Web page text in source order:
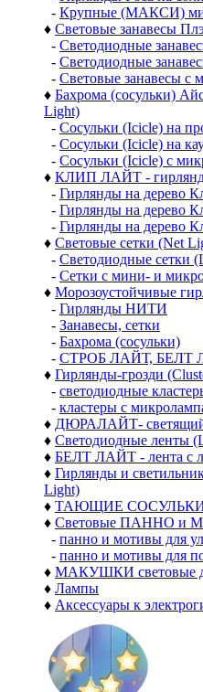
- Крупные (МАКСИ)
♦ Световые занавесы
- Светодиодные
- Светодиодные
- Световые занавесы с
♦ Бахрома (сосульки)
Light)
- Сосульки (Icicle) на
- Сосульки (Icicle) на
- Сосульки (Icicle) с
♦ КЛИП ЛАЙТ -
- Гирлянды на дерево
- Гирлянды на дерево
- Гирлянды на дерево
♦ Световые сетки (Net
- Светодиодные сетки
- Сетки с мини- и
♦ Морозоустойчивые
- Гирлянды НИТИ
- Занавесы, сетки
- Бахрома (сосульки)
- СТРОБ ЛАЙТ, БЕЛТ
♦ Гирлянды-грозди
- светодиодные
- кластеры с
♦ ДЮРАЛАЙТ-
♦ Светодиодные ленты
♦ БЕЛТ ЛАЙТ - лента с
♦ Гирлянды и
Light)
♦ ТАЮЩИЕ
♦ Световые ПАННО и
- панно и мотивы для
- панно и мотивы для
♦ МАКУШКИ световые
♦ Лампы
♦ Аксессуары к